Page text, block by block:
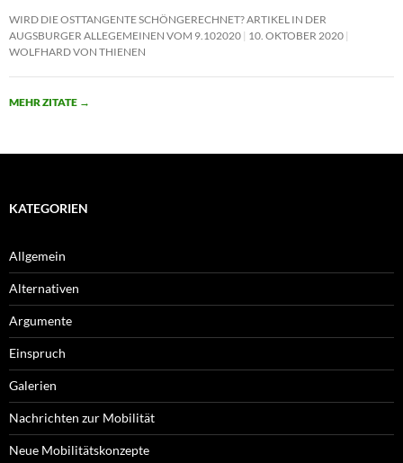
WIRD DIE OSTTANGENTE SCHÖNGERECHNET? ARTIKEL IN DER
AUGSBURGER ALLEGEMEINEN VOM 9.102020 10. OKTOBER 2020
WOLFHARD VON THIENEN
MEHR ZITATE →
KATEGORIEN
Allgemein
Alternativen
Argumente
Einspruch
Galerien
Nachrichten zur Mobilität
Neue Mobilitätskonzepte